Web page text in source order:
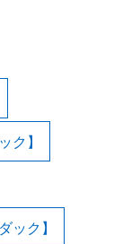
ク】
ック】